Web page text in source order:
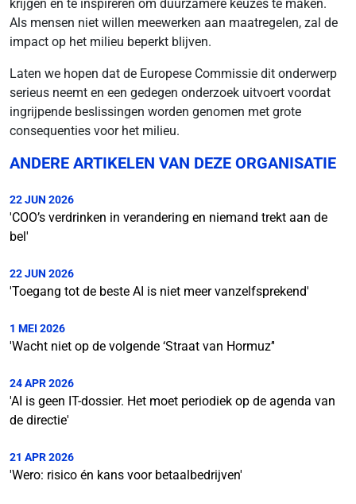
krijgen en te inspireren om duurzamere keuzes te maken.
Als mensen niet willen meewerken aan maatregelen, zal de
impact op het milieu beperkt blijven.
Laten we hopen dat de Europese Commissie dit onderwerp
serieus neemt en een gedegen onderzoek uitvoert voordat
ingrijpende beslissingen worden genomen met grote
consequenties voor het milieu.
ANDERE ARTIKELEN VAN DEZE ORGANISATIE
22 JUN 2026
'COO’s verdrinken in verandering en niemand trekt aan de
bel'
22 JUN 2026
'Toegang tot de beste AI is niet meer vanzelfsprekend'
1 MEI 2026
'Wacht niet op de volgende ‘Straat van Hormuz’'
24 APR 2026
'AI is geen IT-dossier. Het moet periodiek op de agenda van
de directie'
21 APR 2026
'Wero: risico én kans voor betaalbedrijven'